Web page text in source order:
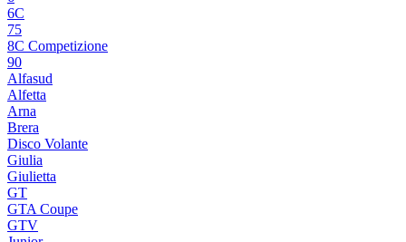
6C
75
8C Competizione
90
Alfasud
Alfetta
Arna
Brera
Disco Volante
Giulia
Giulietta
GT
GTA Coupe
GTV